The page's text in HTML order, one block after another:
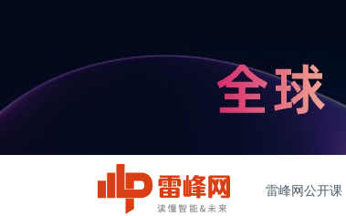
雷峰网公开课